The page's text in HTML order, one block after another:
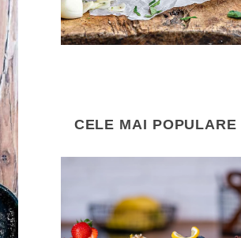
CELE MAI POPULARE